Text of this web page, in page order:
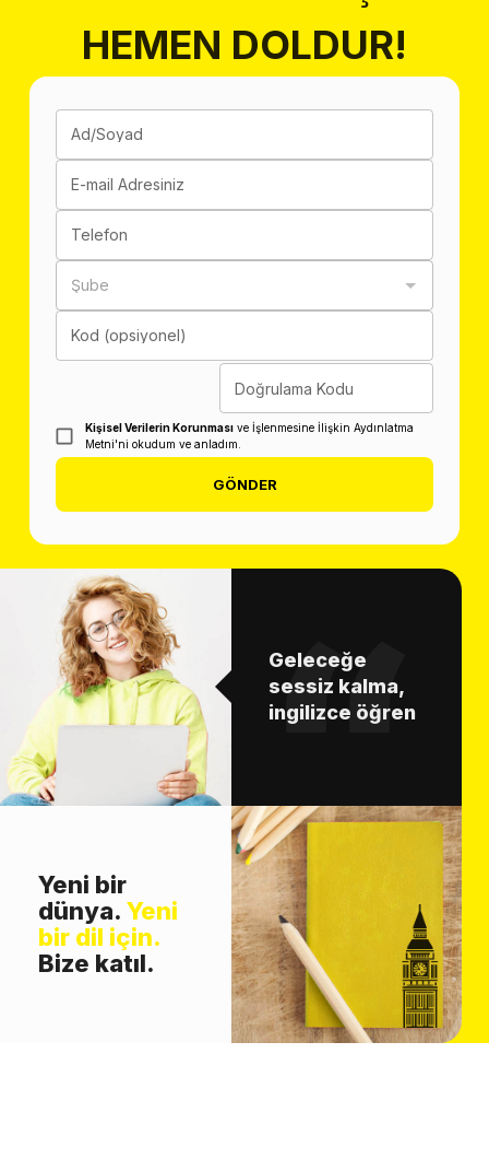
HEMEN DOLDUR!
Ad/Soyad
E-mail Adresiniz
Telefon
Şube
Kod (opsiyonel)
Doğrulama Kodu
Kişisel Verilerin Korunması ve İşlenmesine İlişkin Aydınlatma
Metni'ni okudum ve anladım.
GÖNDER
Geleceğe
sessiz kalma,
ingilizce öğren
Yeni bir
dünya. Yeni
bir dil için.
Bize katıl.